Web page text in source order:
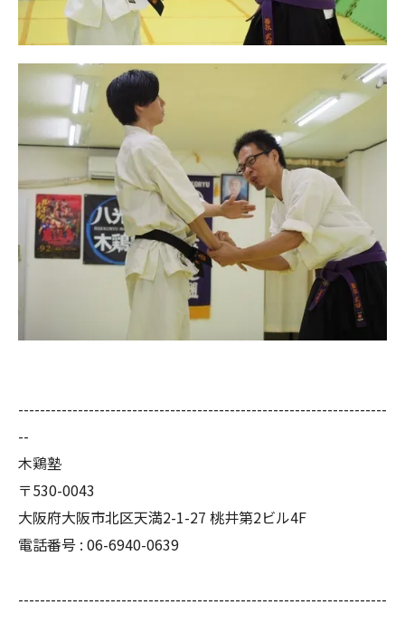
--------------------------------------------------------------------
--
木鶏塾
〒530-0043
大阪府大阪市北区天満2-1-27 桃井第2ビル4F
電話番号 : 06-6940-0639
--------------------------------------------------------------------